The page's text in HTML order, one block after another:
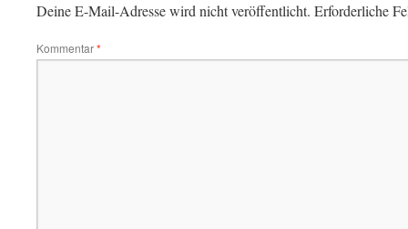
Deine E-Mail-Adresse wird nicht veröffentlicht. Erforderliche
Kommentar*